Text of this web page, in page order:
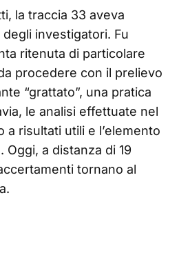
la traccia 33 aveva
investigatori. Fu
ritenuta di particolare
procedere con il prelievo
“grattato”, una pratica
le analisi effettuate nel
a risultati utili e l’elemento
a distanza di 19
tornano al